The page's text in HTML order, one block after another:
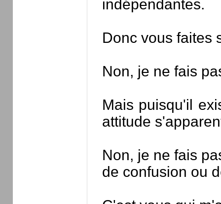
indépendantes.
Donc vous faites
Non, je ne fais
Mais puisqu'il
attitude
Non, je ne fais
de confusion ou